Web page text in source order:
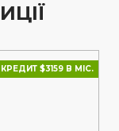
КРЕДИТ $3159 В МІС.